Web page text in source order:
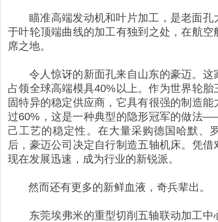
瞄准高端发动机和叶片加工，是老面
于叶轮顶端曲线的加工有独到之处，在航
席之地。
令人惊讶的新面孔来自山东的豪迈。
占领全球高端模具40%以上。作为世界轮
固特异的稳定供应商，它具有很强的制造
过60%，这是一种典型的隐形冠军的做法
己工艺的稳定性。在大量采购德国哈默、
后，豪迈公司决定自行制造五轴机床。凭
现在发展迅速，成为行业的新锐派。
然而还有更多的新鲜血液，奇兵辈出。
东莞埃弗米的重型切削五轴联动加工